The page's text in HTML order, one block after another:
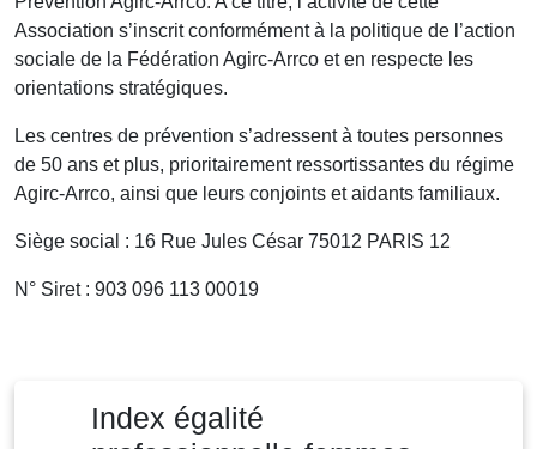
Association s’inscrit conformément à la politique de l’action
sociale de la Fédération Agirc-Arrco et en respecte les
orientations stratégiques.
Les centres de prévention s’adressent à toutes personnes
de 50 ans et plus, prioritairement ressortissantes du régime
Agirc-Arrco, ainsi que leurs conjoints et aidants familiaux.
Siège social : 16 Rue Jules César 75012 PARIS 12
N° Siret : 903 096 113 00019
Index égalité